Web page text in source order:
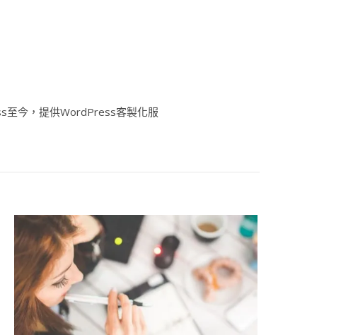
至今，提供WordPress客製化服